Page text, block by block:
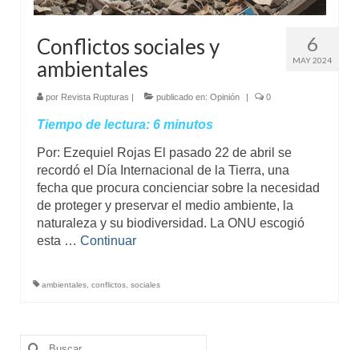
6
MAY 2024
Conflictos sociales y
ambientales
por Revista Rupturas | publicado en: Opinión | 0
Tiempo de lectura: 6 minutos
Por: Ezequiel Rojas El pasado 22 de abril se
recordó el Día Internacional de la Tierra, una
fecha que procura concienciar sobre la necesidad
de proteger y preservar el medio ambiente, la
naturaleza y su biodiversidad. La ONU escogió
esta … Continuar
ambientales conflictos sociales
Buscar